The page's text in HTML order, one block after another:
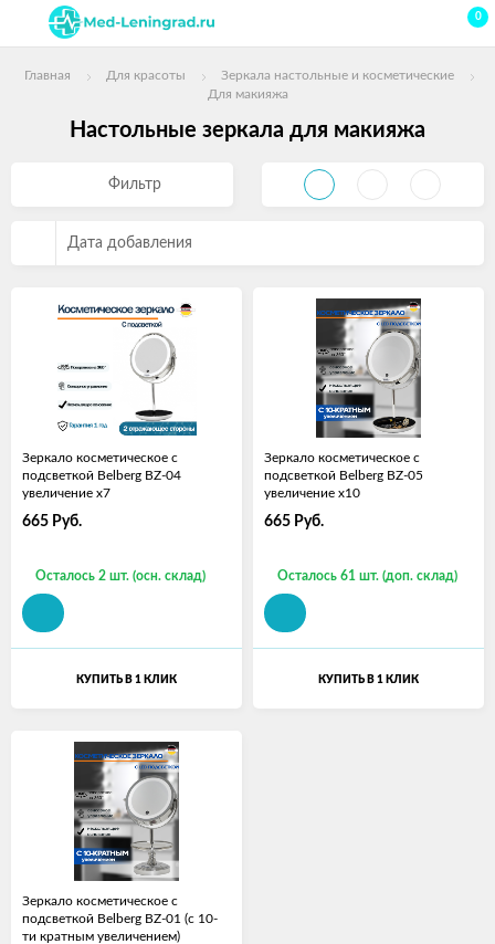
0
Главная Для красоты
Зеркала настольные и косметические
Для макияжа
Настольные зеркала для макияжа
Фильтр
Дата добавления
Зеркало косметическое с
подсветкой Belberg BZ-04
увеличение х7
665 Руб.
Осталось 2 шт. (осн. склад)
КУПИТЬ В 1 КЛИК
Зеркало косметическое с
подсветкой Belberg BZ-05
увеличение х10
665 Руб.
Осталось 61 шт. (доп. склад)
КУПИТЬ В 1 КЛИК
Зеркало косметическое с
подсветкой Belberg BZ-01 (с 10-
ти кратным увеличением)